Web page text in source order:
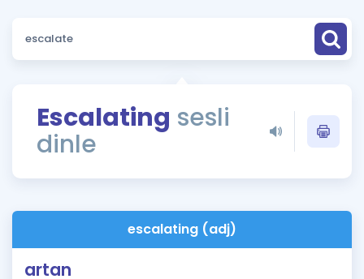
Sözlük
Rehberlik Aracı
ÖSYM Sınav Takvimi
İngilizce Gramer
Hakkımızda
Escalating sesli
dinle
escalating (adj)
artan